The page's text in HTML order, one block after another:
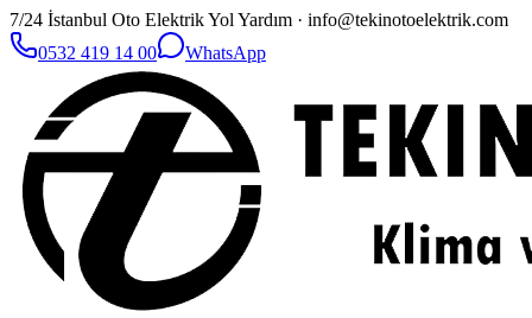
7/24 İstanbul Oto Elektrik Yol Yardım · info@tekinotoelektrik.com
0532 419 14 00
WhatsApp